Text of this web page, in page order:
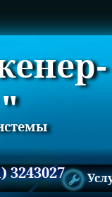
3243027